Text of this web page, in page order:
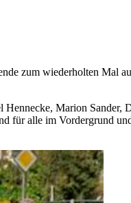
zum wiederholten Mal
Marion Sander,
für alle im Vordergrund